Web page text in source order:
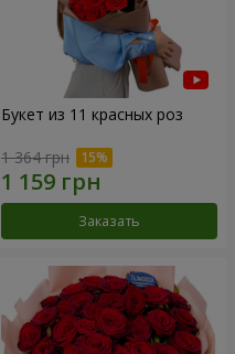
Букет из 11 красных роз
1 364 грн
Заказать